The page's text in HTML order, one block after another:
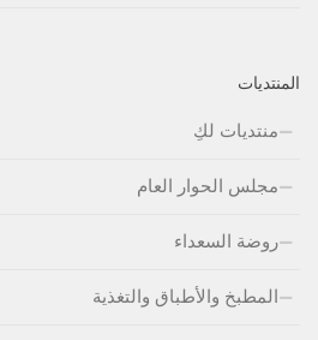
المنتديات
منتديات لكِ
مجلس الحوار العام
روضة السعداء
المطبخ والأطباق والتغذية